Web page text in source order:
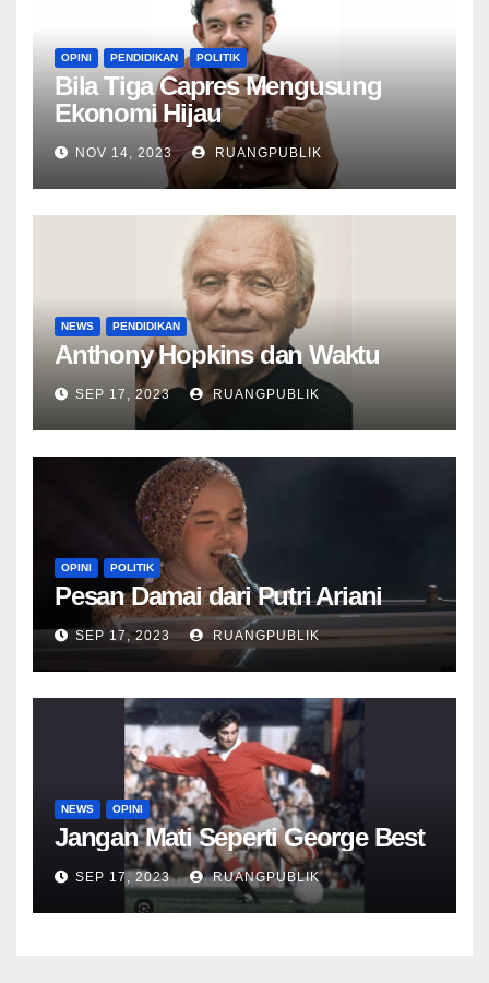
OPINI PENDIDIKAN POLITIK
Bila Tiga Capres Mengusung
Ekonomi Hijau
NOV 14, 2023 RUANGPUBLIK
NEWS PENDIDIKAN
Anthony Hopkins dan Waktu
SEP 17, 2023 RUANGPUBLIK
OPINI POLITIK
Pesan Damai dari Putri Ariani
SEP 17, 2023 RUANGPUBLIK
NEWS OPINI
Jangan Mati Seperti George Best
SEP 17, 2023 RUANGPUBLIK